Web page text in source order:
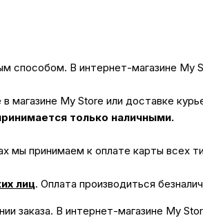
способом. В интернет-магазине My
в магазине My Store или доставке
только наличными.
мы принимаем к оплате карты всех
лиц. Оплата производиться
заказа. В интернет-магазине My